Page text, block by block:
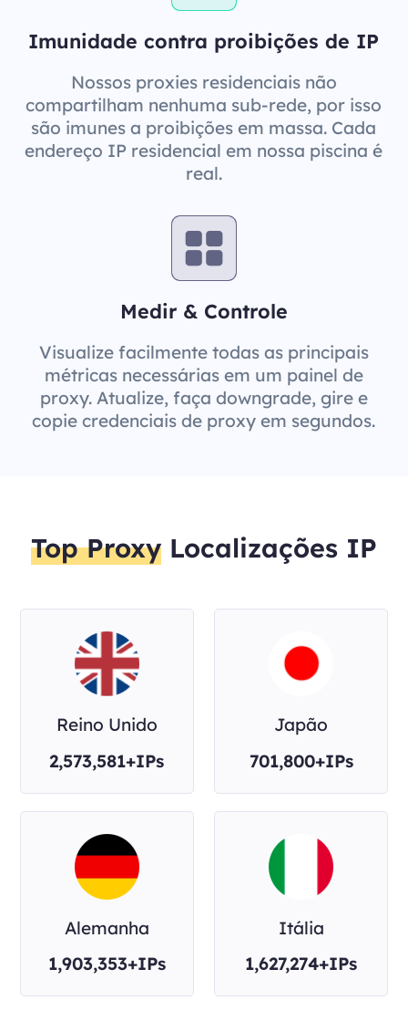
Imunidade contra proibições de IP
Nossos proxies residenciais não
compartilham nenhuma sub-rede, por isso
são imunes a proibições em massa. Cada
endereço IP residencial em nossa piscina é
real.
Medir & Controle
Visualize facilmente todas as principais
métricas necessárias em um painel de
proxy. Atualize, faça downgrade, gire e
copie credenciais de proxy em segundos.
Top Proxy Localizações IP
Reino Unido
2,573,581+IPs
Japão
701,800+IPs
Alemanha
1,903,353+IPs
Itália
1,627,274+IPs